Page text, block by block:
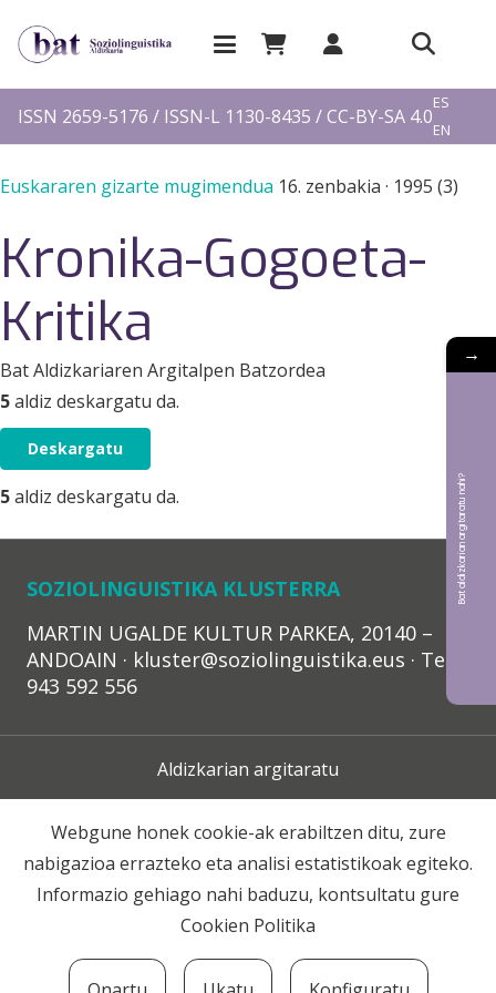
ISSN 2659-5176 / ISSN-L 1130-8435 / CC-BY-SA 4.0
ES
EN
Euskararen gizarte mugimendua 16. zenbakia · 1995 (3)
Kronika-Gogoeta-
Kritika
Bat Aldizkariaren Argitalpen Batzordea
5aldiz deskargatu da.
Deskargatu
5aldiz deskargatu da.
SOZIOLINGUISTIKA KLUSTERRA
MARTIN UGALDE KULTUR PARKEA, 20140 –
ANDOAIN · kluster@soziolinguistika.eus · Tel.:
943 592 556
Aldizkarian argitaratu
Lege Oharra
Harpidetza
Webgune honek cookie-ak erabiltzen ditu, zure
nabigazioa errazteko eta analisi estatistikoak egiteko.
Informazio gehiago nahi baduzu, kontsultatu gure
Cookien Politika
→
Bat aldizkarian argitaratu nahi?